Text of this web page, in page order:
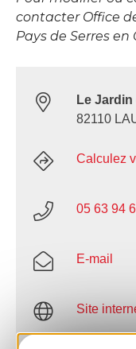
contacter Office
Pays de Serres en
Le
82110
Calculez
05 63 94
E-mail
Site